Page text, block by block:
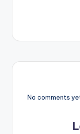
No comments